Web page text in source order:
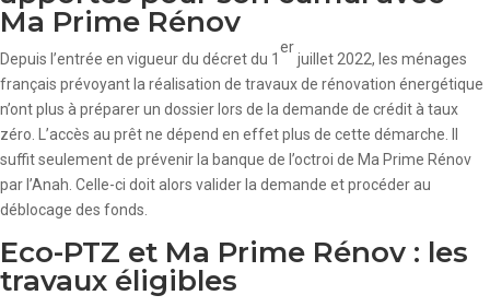
Ma Prime Rénov
Depuis l’entrée en vigueur du décret du 1
er
juillet 2022, les ménages
français prévoyant la réalisation de travaux de rénovation énergétique
n’ont plus à préparer un dossier lors de la demande de crédit à taux
zéro. L’accès au prêt ne dépend en effet plus de cette démarche. Il
suffit seulement de prévenir la banque de l’octroi de Ma Prime Rénov
par l’Anah. Celle-ci doit alors valider la demande et procéder au
déblocage des fonds.
Eco-PTZ et Ma Prime Rénov : les
travaux éligibles